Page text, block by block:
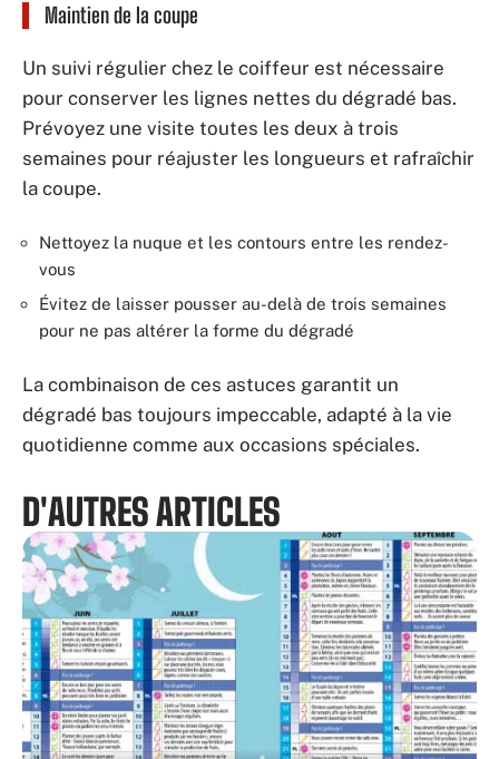
Maintien de la coupe
Un suivi régulier chez le coiffeur est nécessaire
pour conserver les lignes nettes du dégradé bas.
Prévoyez une visite toutes les deux à trois
semaines pour réajuster les longueurs et rafraîchir
la coupe.
Nettoyez la nuque et les contours entre les rendez-
vous
Évitez de laisser pousser au-delà de trois semaines
pour ne pas altérer la forme du dégradé
La combinaison de ces astuces garantit un
dégradé bas toujours impeccable, adapté à la vie
quotidienne comme aux occasions spéciales.
D'AUTRES ARTICLES